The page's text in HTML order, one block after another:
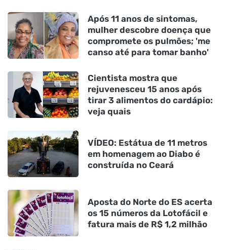
Após 11 anos de sintomas,
mulher descobre doença que
compromete os pulmões; 'me
canso até para tomar banho'
Cientista mostra que
rejuvenesceu 15 anos após
tirar 3 alimentos do cardápio:
veja quais
VÍDEO: Estátua de 11 metros
em homenagem ao Diabo é
construída no Ceará
Aposta do Norte do ES acerta
os 15 números da Lotofácil e
fatura mais de R$ 1,2 milhão